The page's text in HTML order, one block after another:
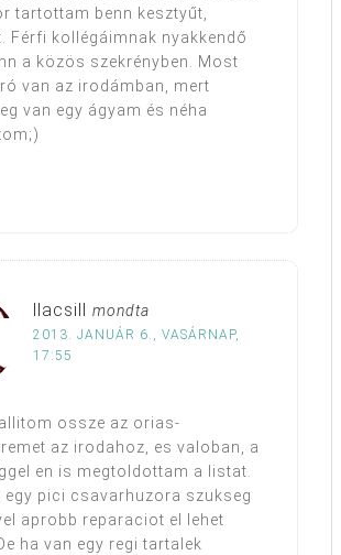
tartottam benn kesztyűt,
Férfi kollégáimnak nyakkendő
a közös szekrényben. Most
van az irodámban, mert
van egy ágyam és néha
llacsill mondta
2013. JANUÁR 6., VASÁRNAP,
17:55
ossze az orias-
az irodahoz, es valoban, a
en is megtoldottam a listat.
egy pici csavarhuzora szukseg
aprobb reparaciot el lehet
ha van egy regi tartalek